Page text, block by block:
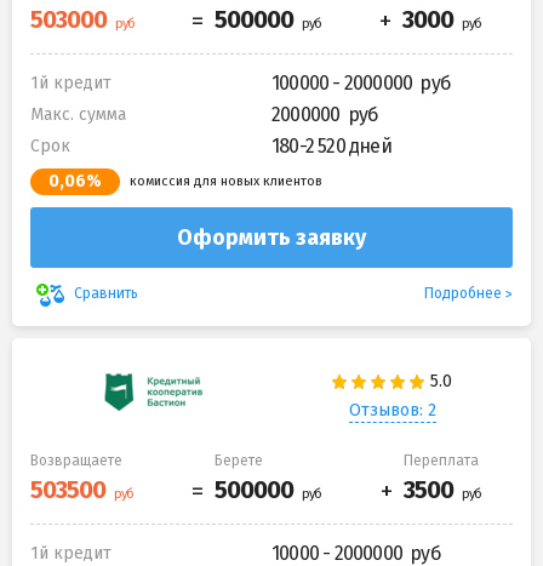
1й кредит 100000 - 2000000
Макс. сумма 2000000
Срок 180-2 520 дней
0,06% комиссия для новых клиентов
Оформить заявку
Сравнить Подробнее
Отзывов: 2
Возвращаете Берете Переплата
1й кредит 10000 - 2000000